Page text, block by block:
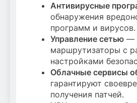
Антивирусные
обнаружения
программ и вирусов.
Управление сетью —
маршрутизаторы с
настройками
Облачные сервисы
гарантируют
получения патчей.